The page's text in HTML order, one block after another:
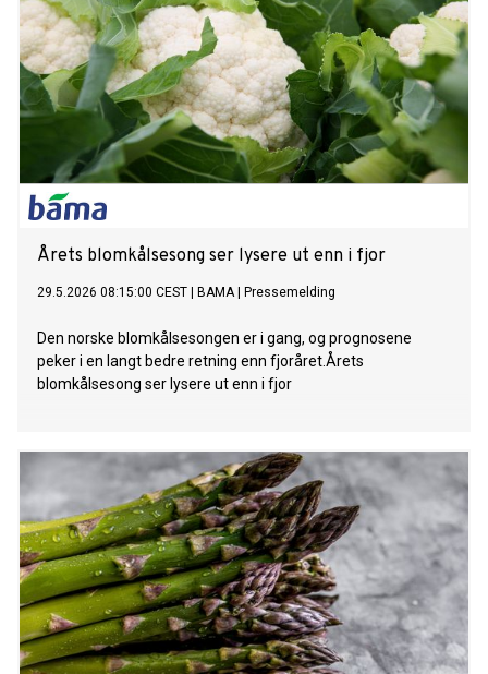
Årets blomkålsesong ser lysere ut enn i fjor
29.5.2026 08:15:00 CEST BAMA| Pressemelding
Den norske blomkålsesongen er i gang, og prognosene
peker i en langt bedre retning enn fjoråret.Årets
blomkålsesong ser lysere ut enn i fjor